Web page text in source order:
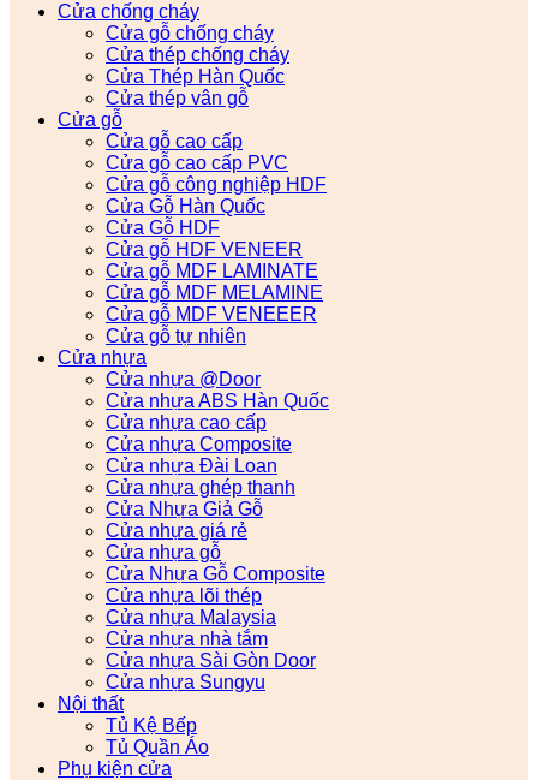
Cửa chống cháy
Cửa gỗ chống cháy
Cửa thép chống cháy
Cửa Thép Hàn Quốc
Cửa thép vân gỗ
Cửa gỗ
Cửa gỗ cao cấp
Cửa gỗ cao cấp PVC
Cửa gỗ công nghiệp HDF
Cửa Gỗ Hàn Quốc
Cửa Gỗ HDF
Cửa gỗ HDF VENEER
Cửa gỗ MDF LAMINATE
Cửa gỗ MDF MELAMINE
Cửa gỗ MDF VENEEER
Cửa gỗ tự nhiên
Cửa nhựa
Cửa nhựa @Door
Cửa nhựa ABS Hàn Quốc
Cửa nhựa cao cấp
Cửa nhựa Composite
Cửa nhựa Đài Loan
Cửa nhựa ghép thanh
Cửa Nhựa Giả Gỗ
Cửa nhựa giá rẻ
Cửa nhựa gỗ
Cửa Nhựa Gỗ Composite
Cửa nhựa lõi thép
Cửa nhựa Malaysia
Cửa nhựa nhà tắm
Cửa nhựa Sài Gòn Door
Cửa nhựa Sungyu
Nội thất
Tủ Kệ Bếp
Tủ Quần Áo
Phụ kiện cửa